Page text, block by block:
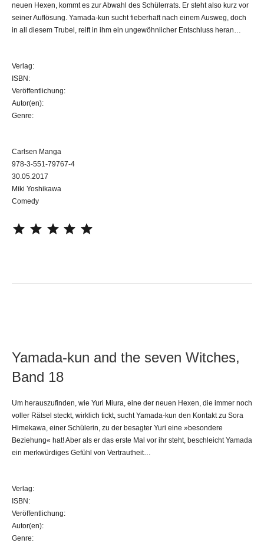
neuen Hexen, kommt es zur Abwahl des Schülerrats. Er steht also kurz vor
seiner Auflösung. Yamada-kun sucht fieberhaft nach einem Ausweg, doch
in all diesem Trubel, reift in ihm ein ungewöhnlicher Entschluss heran…
Verlag:
ISBN:
Veröffentlichung:
Autor(en):
Genre:
Carlsen Manga
978-3-551-79767-4
30.05.2017
Miki Yoshikawa
Comedy
Yamada-kun and the seven Witches,
Band 18
Um herauszufinden, wie Yuri Miura, eine der neuen Hexen, die immer noch
voller Rätsel steckt, wirklich tickt, sucht Yamada-kun den Kontakt zu Sora
Himekawa, einer Schülerin, zu der besagter Yuri eine »besondere
Beziehung« hat! Aber als er das erste Mal vor ihr steht, beschleicht Yamada
ein merkwürdiges Gefühl von Vertrautheit…
Verlag:
ISBN:
Veröffentlichung:
Autor(en):
Genre: